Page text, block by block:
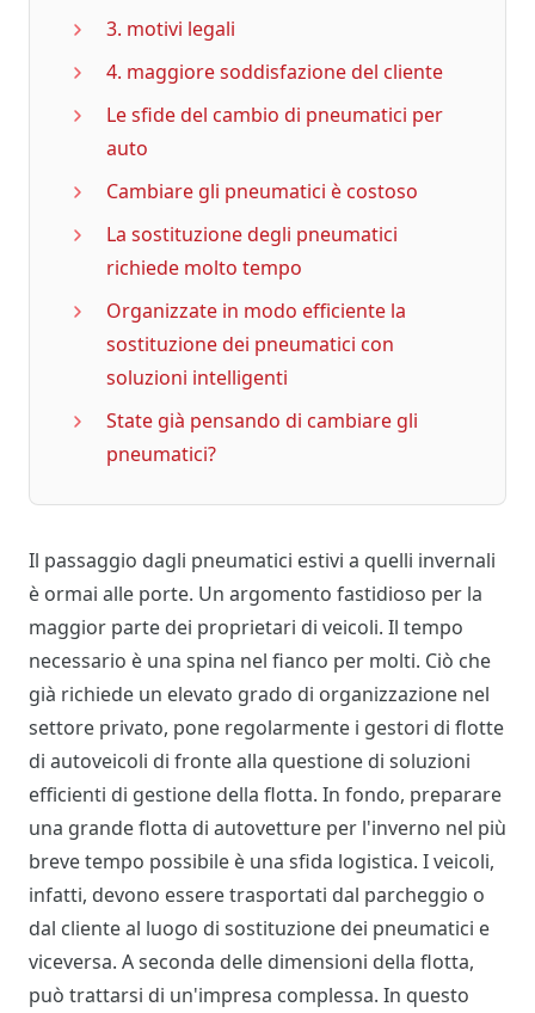
Il passaggio dagli pneumatici estivi a quelli invernali
è ormai alle porte. Un argomento fastidioso per la
maggior parte dei proprietari di veicoli. Il tempo
necessario è una spina nel fianco per molti. Ciò che
già richiede un elevato grado di organizzazione nel
settore privato, pone regolarmente i gestori di flotte
di autoveicoli di fronte alla questione di soluzioni
efficienti di gestione della flotta. In fondo, preparare
una grande flotta di autovetture per l'inverno nel più
breve tempo possibile è una sfida logistica. I veicoli,
infatti, devono essere trasportati dal parcheggio o
dal cliente al luogo di sostituzione dei pneumatici e
viceversa. A seconda delle dimensioni della flotta,
può trattarsi di un'impresa complessa. In questo
3. motivi legali
4. maggiore soddisfazione del cliente
Le sfide del cambio di pneumatici per
auto
Cambiare gli pneumatici è costoso
La sostituzione degli pneumatici
richiede molto tempo
Organizzate in modo efficiente la
sostituzione dei pneumatici con
soluzioni intelligenti
State già pensando di cambiare gli
pneumatici?